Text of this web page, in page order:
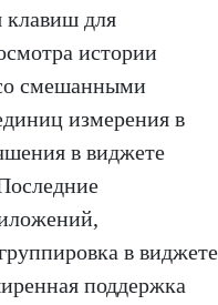
клавиш для
истории
смешанными
измерения в
в виджете
в виджете
поддержка